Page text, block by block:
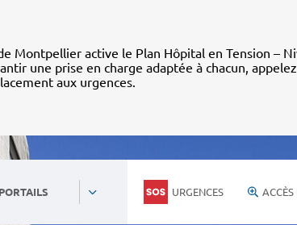
Montpellier active le Plan Hôpital en Tension –
une prise en charge adaptée à chacun,
aux urgences.
URGENCES